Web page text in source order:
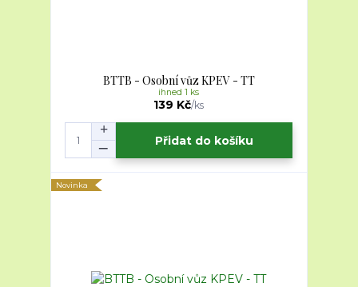
BTTB - Osobní vůz KPEV - TT
139 Kč/ks
ihned 1 ks
Přidat do košíku
Novinka